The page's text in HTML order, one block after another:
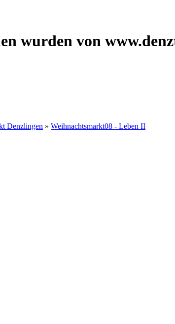
wurden von
Denzlingen » Weihnachtsmarkt08 - Leben II